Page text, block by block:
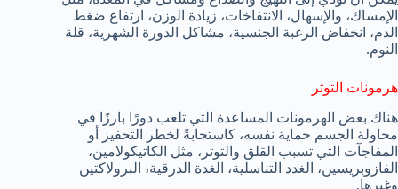
الإمساك، والإسهال، الانتفاخات، زيادة الوزن، ارتفاع ضغط
الدم، انخفاض الرغبة الجنسية، مشاكل الدورة الشهرية، قلة
النوم.
هرمونات التوتر
هناك بعض الهرمونات المساعدة التي تلعب دورًا بارزًا في
محاولة الجسم حماية نفسه، كاستجابةً لخطر التحفيز أو
المفاجآت التي تسبب القلق والتوتر، مثل الكاتيكولامين،
الفازوبريسين، الغدد التناسلية، الغدة الدرقية، البرولاكتين
وغيرها.